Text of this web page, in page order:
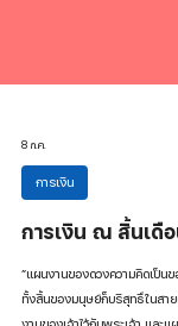
8 ก.ค.
การเงิน
การเงิน ณ สิ้นเดื
”แผนงานของดวงความคิดเป็